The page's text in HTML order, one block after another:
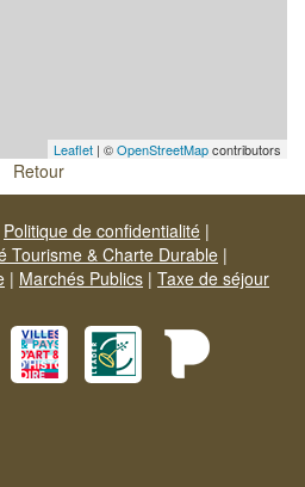
Leaflet | ©OpenStreetMapcontributors
Retour
Politique de confidentialité |
Tourisme & Charte Durable |
| Marchés Publics | Taxe de séjour